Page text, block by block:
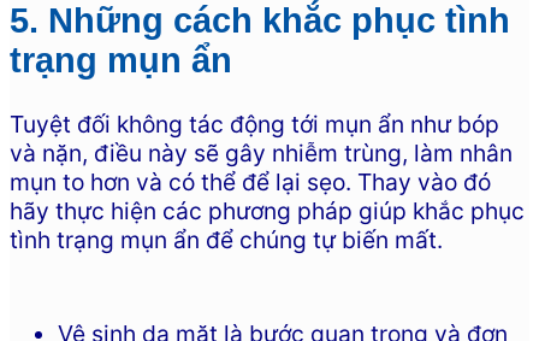
5. Những cách khắc phục tình
trạng mụn ẩn
Tuyệt đối không tác động tới mụn ẩn như bóp
và nặn, điều này sẽ gây nhiễm trùng, làm nhân
mụn to hơn và có thể để lại sẹo. Thay vào đó
hãy thực hiện các phương pháp giúp khắc phục
tình trạng mụn ẩn để chúng tự biến mất.
Vệ sinh da mặt là bước quan trọng và đơn